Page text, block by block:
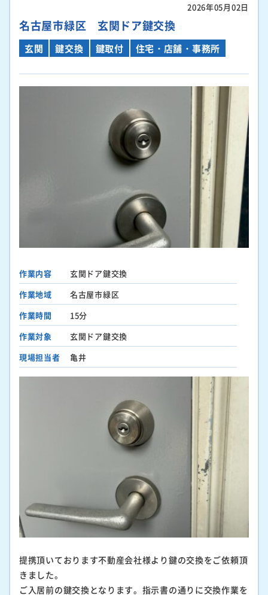
2026年05月02日
名古屋市緑区 玄関ドア鍵交換
玄関 鍵交換 鍵取付 住宅・店舗・事務所
作業内容
玄関ドア鍵交換
作業地域
名古屋市緑区
作業時間
15分
作業対象
玄関ドア鍵交換
現場担当者
亀井
提携頂いております不動産会社様より鍵の交換をご依頼頂
きました。
ご入居前の鍵交換となります。指示書の通りに交換作業を